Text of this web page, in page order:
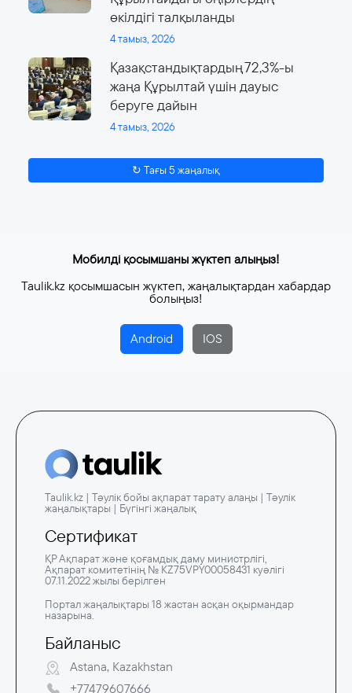
өкілдігі талқыланды
4 тамыз, 2026
Қазақстандықтардың 72,3%-ы
жаңа Құрылтай үшін дауыс
беруге дайын
4 тамыз, 2026
↻ Тағы 5 жаңалық
Мобилді қосымшаны жүктеп алыңыз!
Taulik.kz қосымшасын жүктеп, жаңалықтардан хабардар
болыңыз!
Android IOS
Taulik.kz | Тәулік бойы ақпарат тарату алаңы | Тәулік
жаңалықтары | Бүгінгі жаңалық
Сертификат
ҚР Ақпарат және қоғамдық даму министрлігі,
Ақпарат комитетінің № KZ75VPY00058431 куәлігі
07.11.2022 жылы берілген
Портал жаңалықтары 18 жастан асқан оқырмандар
назарына.
Байланыс
Astana, Kazakhstan
+77479607666